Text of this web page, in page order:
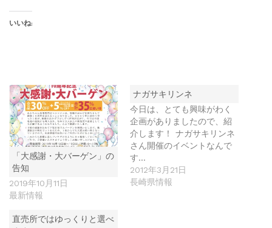
いいね:
「大感謝・大バーゲン」の
告知
2019年10月11日
最新情報
ナガサキリンネ
今日は、とても興味がわく
企画がありましたので、紹
介します！ ナガサキリンネ
さん開催のイベントなんで
す…
2012年3月21日
長崎県情報
直売所ではゆっくりと選べ